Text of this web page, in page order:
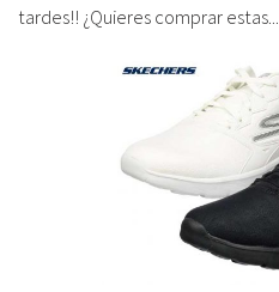
tardes!! ¿Quieres comprar estas...